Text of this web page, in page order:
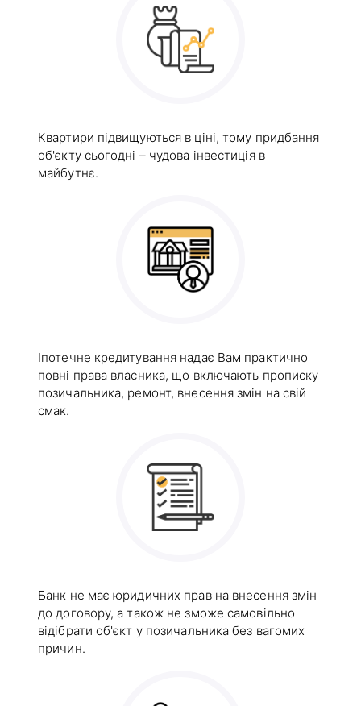
Квартири підвищуються в ціні, тому придбання
об'єкту сьогодні – чудова інвестиція в
майбутнє.
Іпотечне кредитування надає Вам практично
повні права власника, що включають прописку
позичальника, ремонт, внесення змін на свій
смак.
Банк не має юридичних прав на внесення змін
до договору, а також не зможе самовільно
відібрати об'єкт у позичальника без вагомих
причин.